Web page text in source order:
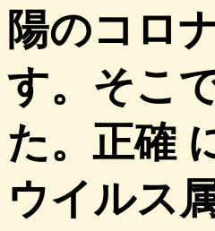
陽のコロ
す。そこ
た。正確
ウイルス